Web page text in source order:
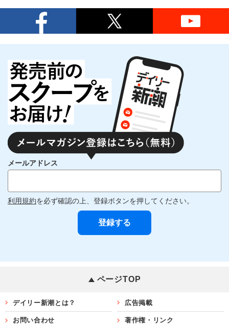
メールアドレス
利用規約を必ず確認の上、登録ボタンを押してください。
ページTOP
デイリー新潮とは？ 広告掲載
お問い合わせ 著作権・リンク